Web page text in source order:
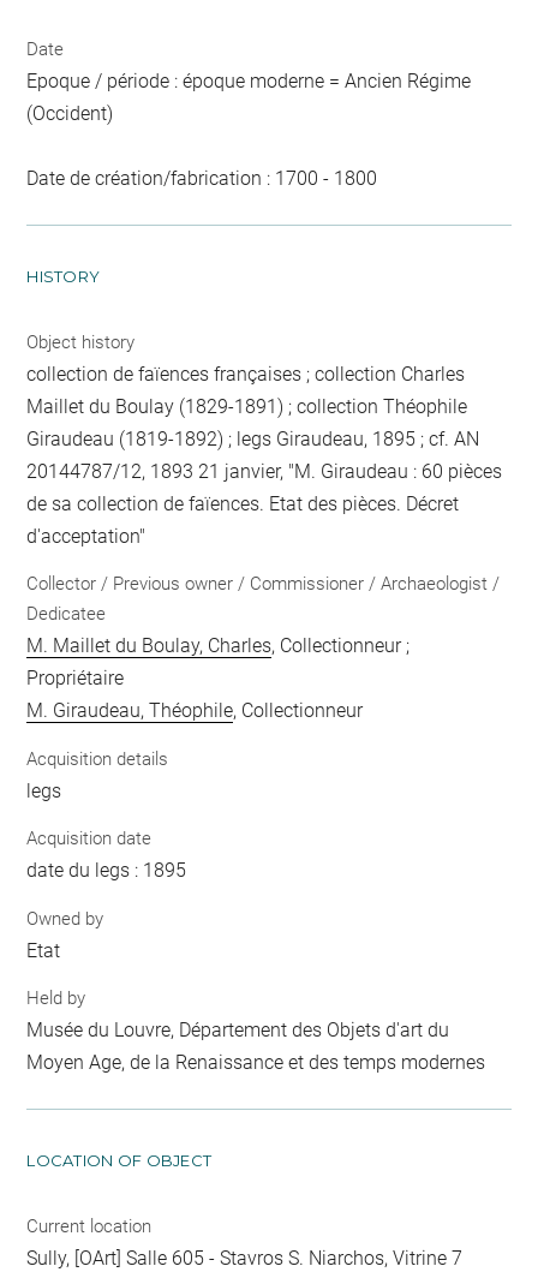
Date
Epoque / période : époque moderne = Ancien Régime
(Occident)
Date de création/fabrication : 1700 - 1800
HISTORY
Object history
collection de faïences françaises ; collection Charles
Maillet du Boulay (1829-1891) ; collection Théophile
Giraudeau (1819-1892) ; legs Giraudeau, 1895 ; cf. AN
20144787/12, 1893 21 janvier, "M. Giraudeau : 60 pièces
de sa collection de faïences. Etat des pièces. Décret
d'acceptation"
Collector / Previous owner / Commissioner / Archaeologist /
Dedicatee
M. Maillet du Boulay, Charles, Collectionneur ;
Propriétaire
M. Giraudeau, Théophile, Collectionneur
Acquisition details
legs
Acquisition date
date du legs : 1895
Owned by
Etat
Held by
Musée du Louvre, Département des Objets d'art du
Moyen Age, de la Renaissance et des temps modernes
LOCATION OF OBJECT
Current location
Sully, [OArt] Salle 605 - Stavros S. Niarchos, Vitrine 7